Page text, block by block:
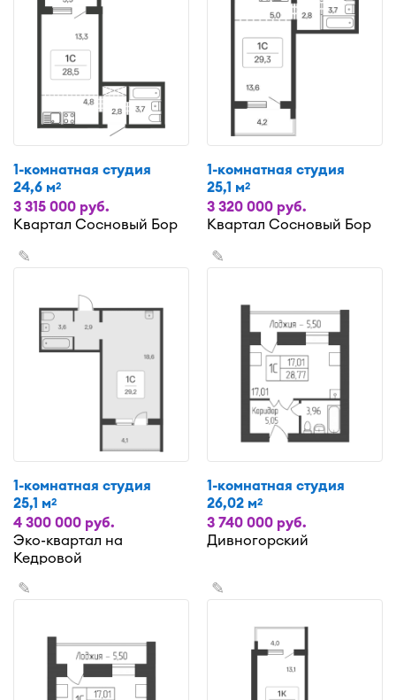
1-комнатная студия
24,6 м2
3 315 000 руб.
Квартал Сосновый Бор
1-комнатная студия
25,1 м2
3 320 000 руб.
Квартал Сосновый Бор
✎
1-комнатная студия
25,1 м2
4 300 000 руб.
Эко-квартал на
Кедровой
✎
1-комнатная студия
26,02 м2
3 740 000 руб.
Дивногорский
✎ ✎